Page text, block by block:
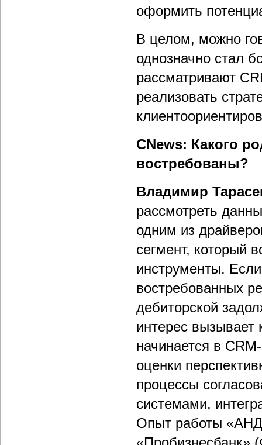
оформить
В целом, можно
однозначно стал
рассматривают
реализовать
CNews: Какого
востребованы?
Владимир
рассмотреть
одним из
сегмент, который
инструменты.
востребованных
дебиторской
интерес
начинается в
оценки
процессы
системами,
Опыт работы «АНД